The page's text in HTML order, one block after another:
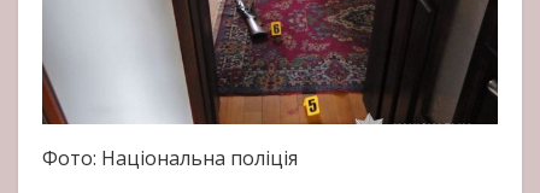
Фото: Національна поліція